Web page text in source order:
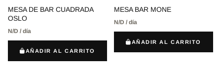
MESA DE BAR CUADRADA
OSLO
N/D / día
AÑADIR AL CARRITO
MESA BAR MONE
N/D / día
AÑADIR AL CARRITO